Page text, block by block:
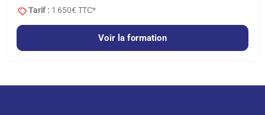
Tarif : 1 650€ TTC*
Voir la formation